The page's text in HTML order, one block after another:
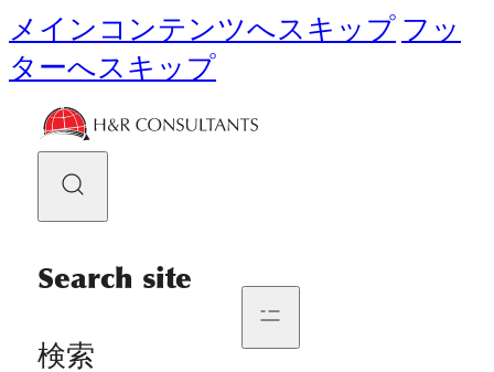
メインコンテンツへスキップ フッ
ターへスキップ
Search site
検索